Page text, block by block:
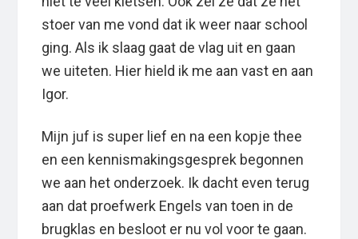
stoer van me vond dat ik weer naar school
ging. Als ik slaag gaat de vlag uit en gaan
we uiteten. Hier hield ik me aan vast en aan
Igor.
Mijn juf is super lief en na een kopje thee
en een kennismakingsgesprek begonnen
we aan het onderzoek. Ik dacht even terug
aan dat proefwerk Engels van toen in de
brugklas en besloot er nu vol voor te gaan.